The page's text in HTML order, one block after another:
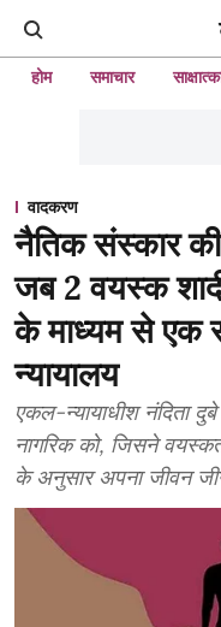
होम समाचार
वादकरण
नैतिक संस्कार
जब 2 वयस्क
के माध्यम से एक
न्यायालय
एकल-न्यायाधीश नंदिता
नागरिक को, जिसने
के अनुसार अपना जीवन